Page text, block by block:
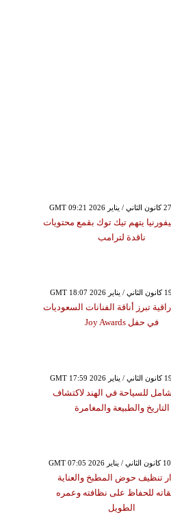
يتهم تيك توك بقمع محتويات
ناقدة لترامب
تبرز أناقة الفنانات السعوديات
في حفل Joy Awards
للسياحة في الهند لاكتشاف
التاريخ والطبيعة والمغامرة
تنظيف حوض المطبخ والعناية
للحفاظ على نظافته وعمره
الطويل